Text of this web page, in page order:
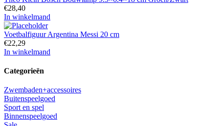
€28,40
In winkelmand
Voetbalfiguur Argentina Messi 20 cm
€22,29
In winkelmand
Categorieën
Zwembaden+accessoires
Buitenspeelgoed
Sport en spel
Binnenspeelgoed